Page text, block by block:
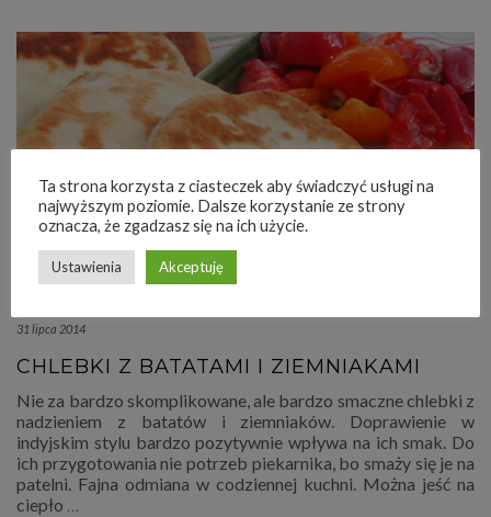
31 lipca 2014
CHLEBKI Z BATATAMI I ZIEMNIAKAMI
Nie za bardzo skomplikowane, ale bardzo smaczne chlebki z
nadzieniem z batatów i ziemniaków. Doprawienie w
indyjskim stylu bardzo pozytywnie wpływa na ich smak. Do
ich przygotowania nie potrzeb piekarnika, bo smaży się je na
patelni. Fajna odmiana w codziennej kuchni. Można jeść na
ciepło …
Ta strona korzysta z ciasteczek aby świadczyć usługi na
najwyższym poziomie. Dalsze korzystanie ze strony
oznacza, że zgadzasz się na ich użycie.
Ustawienia Akceptuję